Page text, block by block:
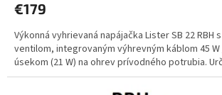
€179
Výkonná vyhrievaná napájačka Lister SB 22 RBH
ventilom, integrovaným výhrevným káblom 45 W
úsekom (21 W) na ohrev prívodného potrubia.